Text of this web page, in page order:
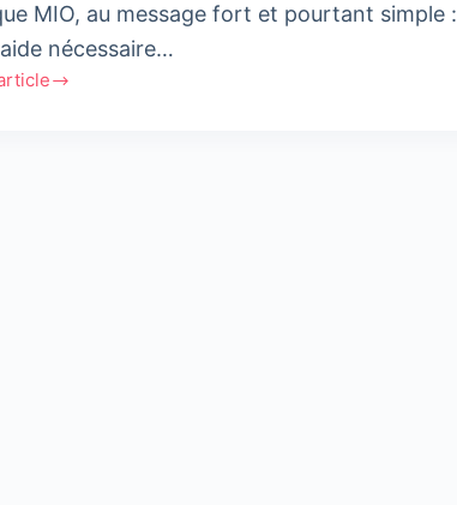
MIO, au message fort et pourtant simple :
nécessaire…